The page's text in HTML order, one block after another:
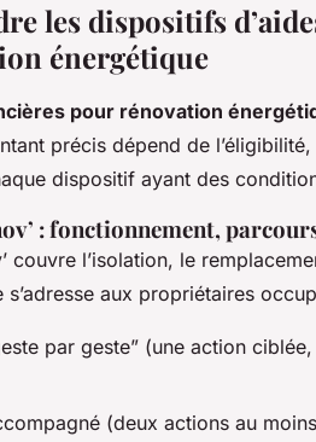
les dispositifs
énergétique
pour rénovation
précis dépend de
dispositif ayant des
: fonctionnement,
couvre l’isolation, le
s’adresse aux propriétaires
par geste” (une action
(deux actions au